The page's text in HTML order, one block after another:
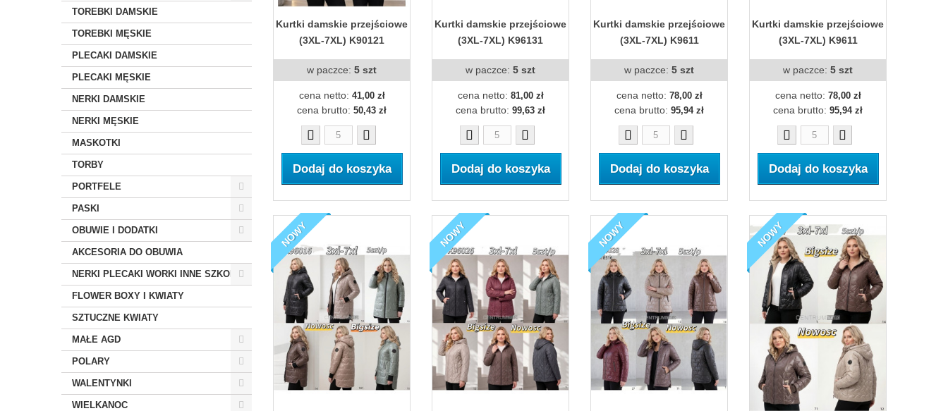
TOREBKI DAMSKIE
TOREBKI MĘSKIE
PLECAKI DAMSKIE
PLECAKI MĘSKIE
NERKI DAMSKIE
NERKI MĘSKIE
MASKOTKI
TORBY
PORTFELE
PASKI
OBUWIE I DODATKI
AKCESORIA DO OBUWIA
NERKI PLECAKI WORKI INNE SZKOLNE
FLOWER BOXY I KWIATY
SZTUCZNE KWIATY
MAŁE AGD
POLARY
WALENTYNKI
WIELKANOC
Kurtki damskie przejściowe
(3XL-7XL) K90121
w paczce: 5 szt
cena netto: 41,00 zł
cena brutto: 50,43 zł
Dodaj do koszyka
Kurtki damskie przejściowe
(3XL-7XL) K96131
w paczce: 5 szt
cena netto: 81,00 zł
cena brutto: 99,63 zł
Dodaj do koszyka
Kurtki damskie przejściowe
(3XL-7XL) K9611
w paczce: 5 szt
cena netto: 78,00 zł
cena brutto: 95,94 zł
Dodaj do koszyka
Kurtki damskie przejściowe
(3XL-7XL) K9611
w paczce: 5 szt
cena netto: 78,00 zł
cena brutto: 95,94 zł
Dodaj do koszyka
NOWY NOWY NOWY NOWY